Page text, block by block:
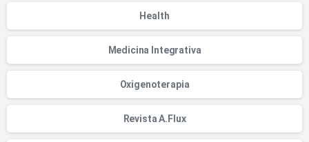
Health
Medicina Integrativa
Oxigenoterapia
Revista A.Flux